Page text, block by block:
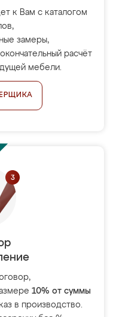
к Вам с каталогом
замеры,
расчёт
мебели.
10% от суммы
в производство.